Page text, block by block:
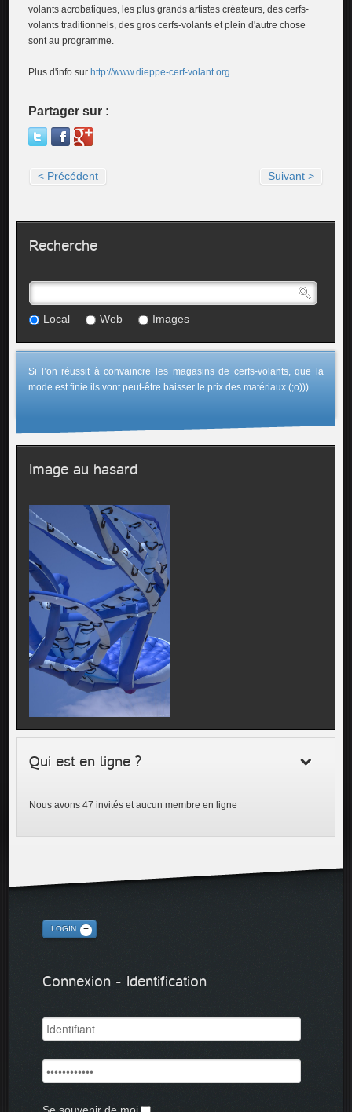
volants acrobatiques, les plus grands artistes créateurs, des cerfs-
volants traditionnels, des gros cerfs-volants et plein d'autre chose
sont au programme.
Plus d'info sur http://www.dieppe-cerf-volant.org
Partager sur :
< Précédent Suivant >
Recherche
Local Web Images
Si l’on réussit à convaincre les magasins de cerfs-volants, que la
mode est finie ils vont peut-être baisser le prix des matériaux (;o)))
Image au hasard
Qui est en ligne ?
Nous avons 47 invités et aucun membre en ligne
LOGIN
Connexion - Identification